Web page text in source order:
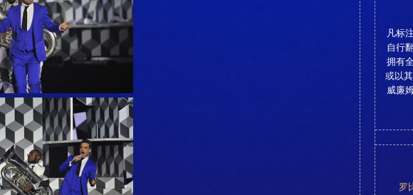
凡标
自行
拥有
或以
威廉
罗